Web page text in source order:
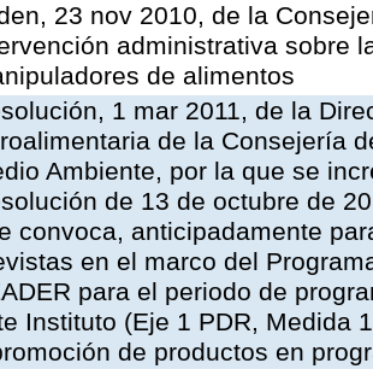
23 nov 2010, de la
administrativa sobre
de alimentos
1 mar 2011, de la
de la Consejería
Ambiente, por la que se
de 13 de octubre de
convoca, anticipadamente
en el marco del
para el periodo de
Instituto (Eje 1 PDR, Medida
de productos en